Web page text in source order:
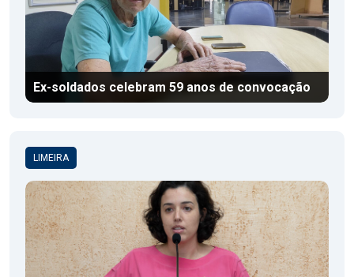
Ex-soldados celebram 59 anos de convocação
LIMEIRA